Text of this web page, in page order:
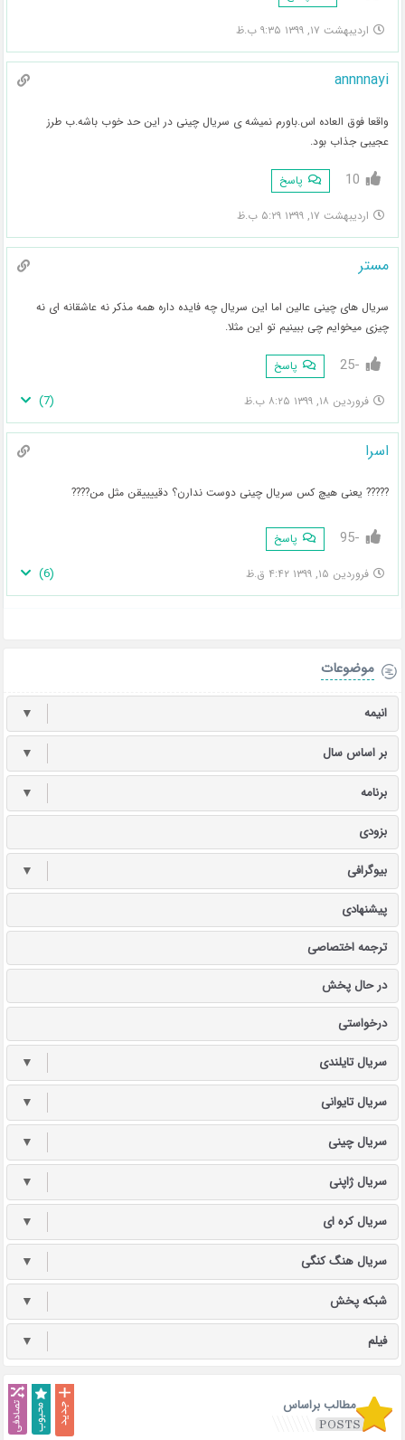
اردیبهشت ۱۷, ۱۳۹۹ ۹:۳۵ ب.ظ
annnnayi
واقعا فوق العاده اس.باورم نمیشه ی سریال چینی در این حد خوب باشه.ب طرز
عجیبی جذاب بود.
10 پاسخ
اردیبهشت ۱۷, ۱۳۹۹ ۵:۲۹ ب.ظ
مستر
سریال های چینی عالین اما این سریال چه فایده داره همه مذکر نه عاشقانه ای نه
چیزی میخوایم چی ببینیم تو این مثلا.
-25 پاسخ
فروردین ۱۸, ۱۳۹۹ ۸:۲۵ ب.ظ (
7
)
اسرا
????? یعنی هیچ کس سریال چینی دوست ندارن؟ دقییییقن مثل من????
-95 پاسخ
فروردین ۱۵, ۱۳۹۹ ۴:۴۲ ق.ظ (
6
)
موضوعات
انیمه ▼
بر اساس سال ▼
برنامه ▼
بزودی
بیوگرافی ▼
پیشنهادی
ترجمه اختصاصی
در حال پخش
درخواستی
سریال تایلندی ▼
سریال تایوانی ▼
سریال چینی ▼
سریال ژاپنی ▼
سریال کره ای ▼
سریال هنگ کنگی ▼
شبکه پخش ▼
فیلم ▼
مطالب براساس